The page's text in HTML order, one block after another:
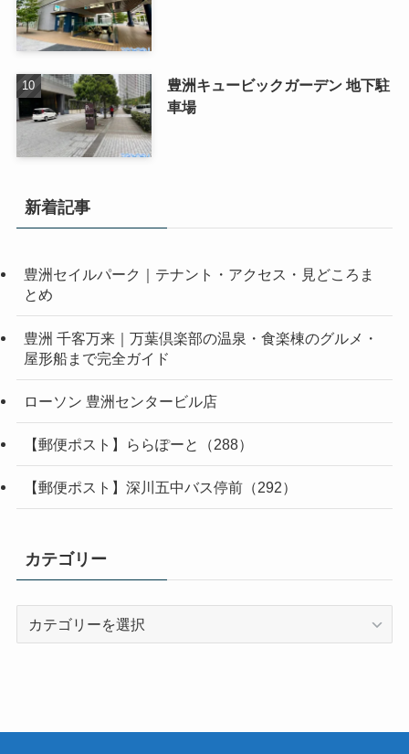
豊洲キュービックガーデン 地下駐
車場
新着記事
豊洲セイルパーク｜テナント・アクセス・見どころま
とめ
豊洲 千客万来｜万葉倶楽部の温泉・食楽棟のグルメ・
屋形船まで完全ガイド
ローソン 豊洲センタービル店
【郵便ポスト】ららぽーと（288）
【郵便ポスト】深川五中バス停前（292）
カテゴリー